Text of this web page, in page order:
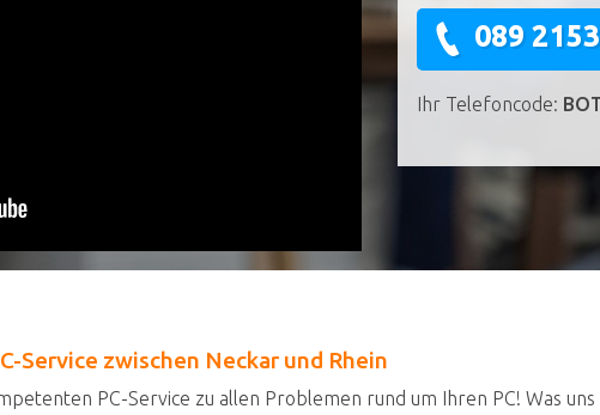
089
Ihr Telefoncode:
Service zwischen Neckar und Rhein
PC-Service zu allen Problemen rund um Ihren PC! Was uns